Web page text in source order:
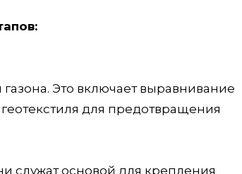
Это включает выравнивание
для предотвращения
служат основой для крепления